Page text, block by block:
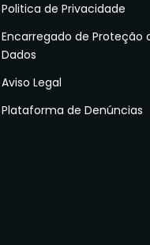
Politica de Privacidade
Encarregado de Proteção
Dados
Aviso Legal
Plataforma de Denúncias